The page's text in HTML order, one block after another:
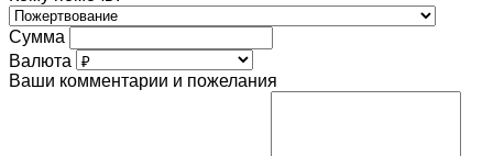
Сумма
Валюта
Ваши комментарии и пожелания